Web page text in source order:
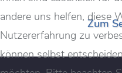
Zum
andere uns helfen, diese
Nutzererfahrung zu
können selbst